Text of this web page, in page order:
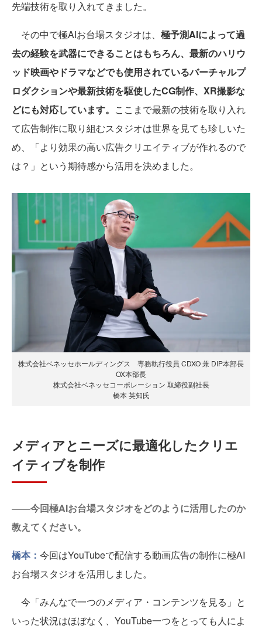
先端技術を取り入れてきました。
その中で極AIお台場スタジオは、 極予測AIによって過
去の経験を武器にできることはもちろん、最新のハリウ
ッド映画やドラマなどでも使用されているバーチャルプ
ロダクションや最新技術を駆使したCG制作、XR撮影な
どにも対応しています。 ここまで最新の技術を取り入れ
て広告制作に取り組むスタジオは世界を見ても珍しいた
め、「より効果の高い広告クリエイティブが作れるので
は？」という期待感から活用を決めました。
株式会社ベネッセホールディングス 専務執行役員 CDXO 兼 DIP本部長
OX本部長
株式会社ベネッセコーポレーション 取締役副社長
橋本 英知氏
メディアとニーズに最適化したクリエ
イティブを制作
――今回極AIお台場スタジオをどのように活用したのか
教えてください。
橋本： 今回はYouTubeで配信する動画広告の制作に極AI
お台場スタジオを活用しました。
今「みんなで一つのメディア・コンテンツを見る」と
いった状況はほぼなく、YouTube一つをとっても人によ